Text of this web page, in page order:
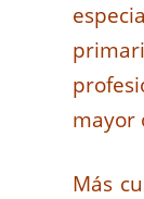
mayor
Más